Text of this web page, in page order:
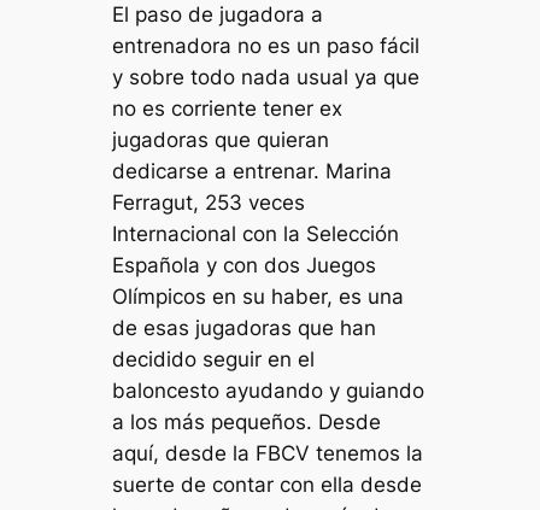
El paso de jugadora a
entrenadora no es un paso fácil
y sobre todo nada usual ya que
no es corriente tener ex
jugadoras que quieran
dedicarse a entrenar. Marina
Ferragut, 253 veces
Internacional con la Selección
Española y con dos Juegos
Olímpicos en su haber, es una
de esas jugadoras que han
decidido seguir en el
baloncesto ayudando y guiando
a los más pequeños. Desde
aquí, desde la FBCV tenemos la
suerte de contar con ella desde